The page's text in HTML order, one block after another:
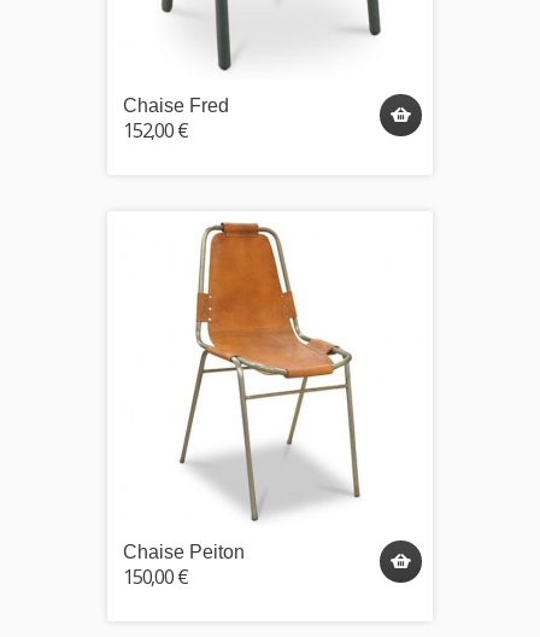
Chaise Fred
152,00 €
Chaise Peiton
150,00 €